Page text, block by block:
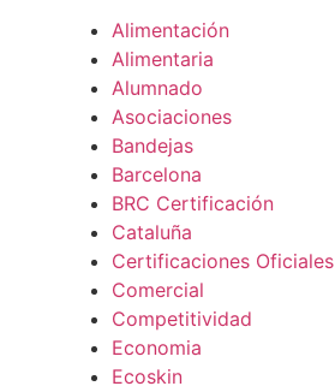
Alimentación
Alimentaria
Alumnado
Asociaciones
Bandejas
Barcelona
BRC Certificación
Cataluña
Certificaciones Oficiales
Comercial
Competitividad
Economia
Ecoskin